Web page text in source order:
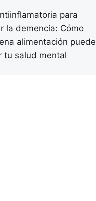
para
la demencia: Cómo
alimentación puede
tu salud mental